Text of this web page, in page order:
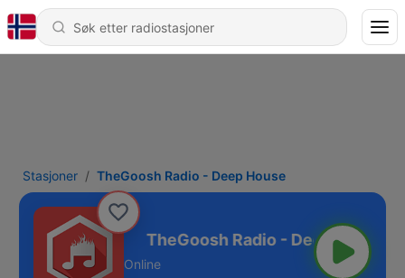
Stasjoner TheGoosh Radio - Deep House
House
Online